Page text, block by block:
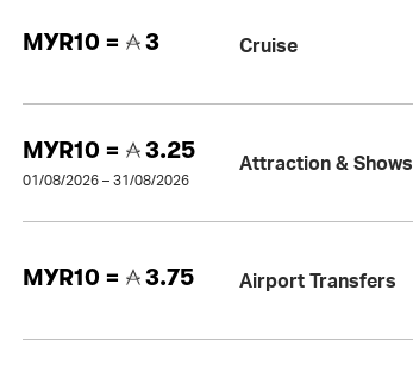
MYR10 = 3 Cruise
MYR10 = 3.25
01/08/2026 – 31/08/2026
Attraction & Shows
MYR10 = 3.75 Airport Transfers